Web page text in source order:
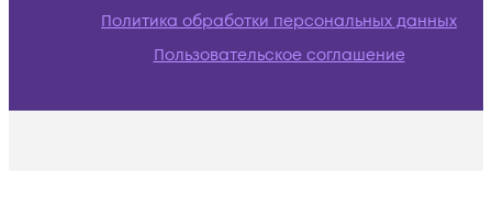
Политика обработки персональных данных
Пользовательское соглашение